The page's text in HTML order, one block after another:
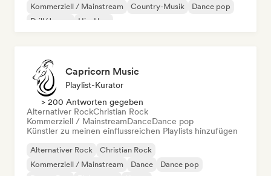
Kommerziell / Mainstream
Country-Musik
Dance pop
Drill/Jersey
Hip-Hop
Capricorn Music
Playlist-Kurator
> 200 Antworten gegeben
Alternativer RockChristian Rock
Kommerziell / MainstreamDanceDance pop
Künstler zu meinen einflussreichen Playlists hinzufügen
Alternativer Rock
Christian Rock
Kommerziell / Mainstream
Dance
Dance pop